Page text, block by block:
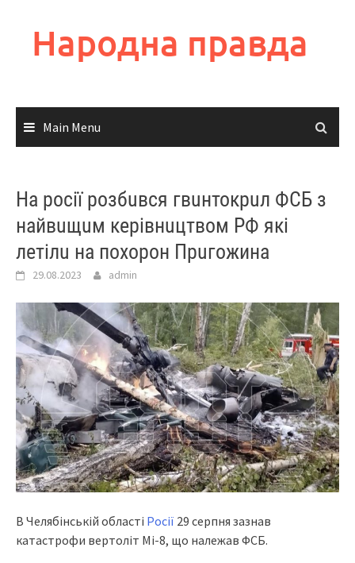
contentНародна правда
Main Menu
На росії розбuвся гвuнтокрuл ФСБ з
найвuщuм керівнuцтвом РФ які
летілu на похорон Прuгожина
29.08.2023 admin
В Челябінській області Росії 29 серпня зазнав
катастрофи вертоліт Мі-8, що належав ФСБ.